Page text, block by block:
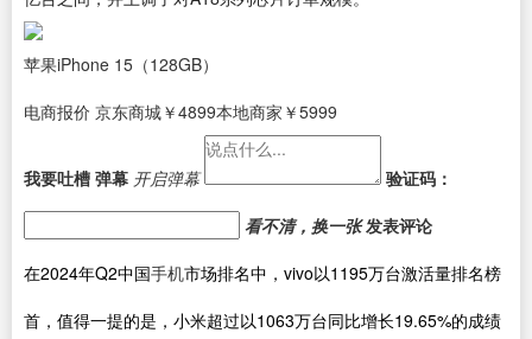
苹果iPhone 15（128GB）
电商报价 京东商城￥4899本地商家 ￥5999
我要吐槽 弹幕 开启弹幕
验证码：
看不清，换一张 发表评论
在2024年Q2中国手机市场排名中，vivo以1195万台激活量排名榜
首，值得一提的是，小米超过以1063万台同比增长19.65%的成绩